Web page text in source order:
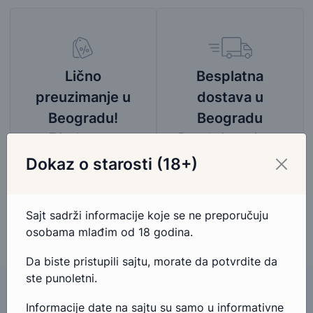
Lično
preuzimanje u
Beogradu!
Tri adrese za
garancija na povrat
Besplatna
dostava u
Beogradu
Bez obzira na iznos
pogledaj mapu
Dokaz o starosti (18+)
Sajt sadrži informacije koje se ne preporučuju
osobama mlađim od 18 godina.
Da biste pristupili sajtu, morate da potvrdite da
ste punoletni.
Informacije date na sajtu su samo u informativne